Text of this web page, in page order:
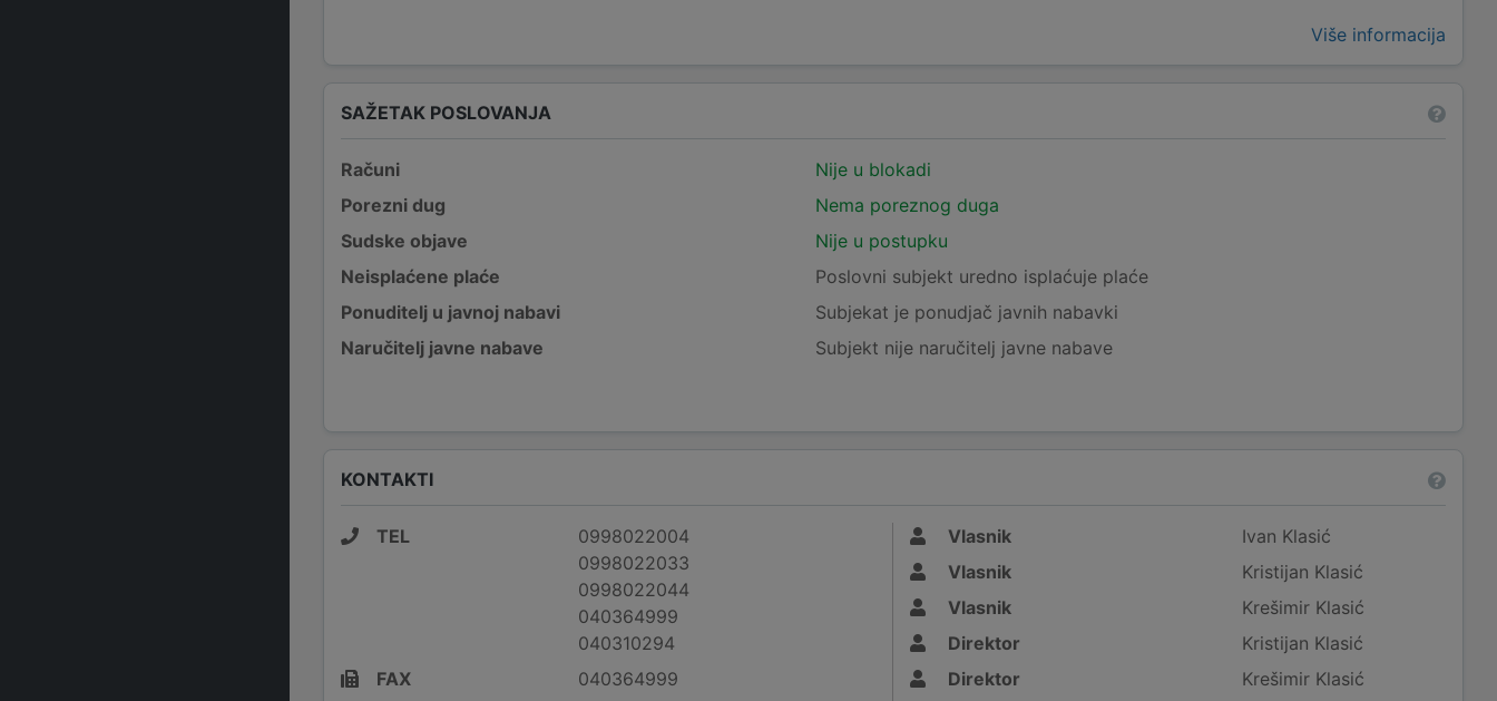
Više informacija
SAŽETAK POSLOVANJA
Računi
Nije u blokadi
Porezni dug
Nema poreznog duga
Sudske objave
Nije u postupku
Neisplaćene plaće
Poslovni subjekt uredno isplaćuje plaće
Ponuditelj u javnoj nabavi
Subjekat je ponudjač javnih nabavki
Naručitelj javne nabave
Subjekt nije naručitelj javne nabave
KONTAKTI
TEL
0998022004
0998022033
0998022044
040364999
040310294
FAX
040364999
Vlasnik
Ivan Klasić
Vlasnik
Kristijan Klasić
Vlasnik
Krešimir Klasić
Direktor
Kristijan Klasić
Direktor
Krešimir Klasić